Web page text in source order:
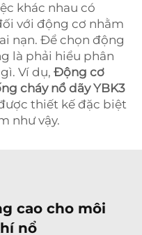
khác nhau có
với động cơ nhằm
nạn. Để chọn động
là phải hiểu phân
Ví dụ, Động cơ
cháy nổ dãy YBK3
thiết kế đặc biệt
như vậy.
cao cho môi
nổ